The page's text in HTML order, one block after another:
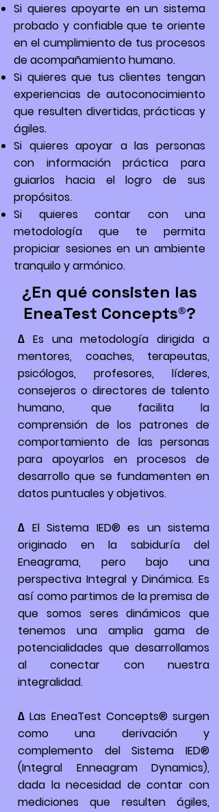
Si quieres apoyarte en un sistema
probado y confiable que te oriente
en el cumplimiento de tus procesos
de acompañamiento humano.
Si quieres que tus clientes tengan
experiencias de autoconocimiento
que resulten divertidas, prácticas y
ágiles.
Si quieres apoyar a las personas
con información práctica para
guiarlos hacia el logro de sus
propósitos.
Si quieres contar con una
metodología que te permita
propiciar sesiones en un ambiente
tranquilo y armónico.
¿En qué consisten las
EneaTest Concepts®?
∆ Es una metodología dirigida a
mentores, coaches, terapeutas,
psicólogos, profesores, líderes,
consejeros o directores de talento
humano, que facilita la
comprensión de los patrones de
comportamiento de las personas
para apoyarlos en procesos de
desarrollo que se fundamenten en
datos puntuales y objetivos.
∆ El Sistema IED® es un sistema
originado en la sabiduría del
Eneagrama, pero bajo una
perspectiva Integral y Dinámica. Es
así como partimos de la premisa de
que somos seres dinámicos que
tenemos una amplia gama de
potencialidades que desarrollamos
al conectar con nuestra
integralidad.
∆ Las EneaTest Concepts® surgen
como una derivación y
complemento del Sistema IED®
(Integral Enneagram Dynamics),
dada la necesidad de contar con
mediciones que resulten ágiles,